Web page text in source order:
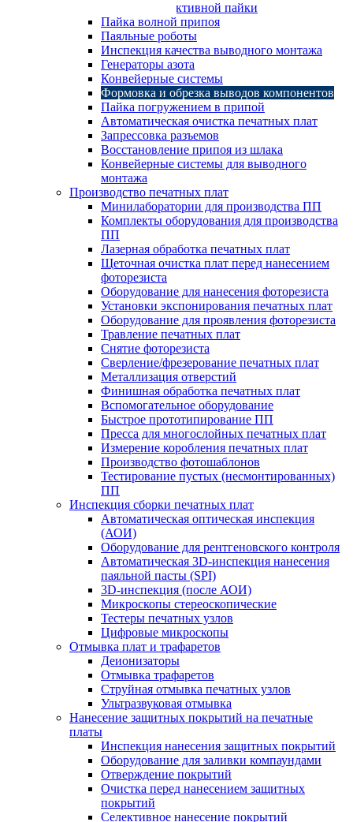
Системы селективной пайки
Пайка волной припоя
Паяльные роботы
Инспекция качества выводного монтажа
Генераторы азота
Конвейерные системы
Формовка и обрезка выводов компонентов
Пайка погружением в припой
Автоматическая очистка печатных плат
Запрессовка разъемов
Восстановление припоя из шлака
Конвейерные системы для выводного
монтажа
Производство печатных плат
Минилаборатории для производства ПП
Комплекты оборудования для производства
ПП
Лазерная обработка печатных плат
Щеточная очистка плат перед нанесением
фоторезиста
Оборудование для нанесения фоторезиста
Установки экспонирования печатных плат
Оборудование для проявления фоторезиста
Травление печатных плат
Снятие фоторезиста
Сверление/фрезерование печатных плат
Металлизация отверстий
Финишная обработка печатных плат
Вспомогательное оборудование
Быстрое прототипирование ПП
Пресса для многослойных печатных плат
Измерение коробления печатных плат
Производство фотошаблонов
Тестирование пустых (несмонтированных)
ПП
Инспекция сборки печатных плат
Автоматическая оптическая инспекция
(АОИ)
Оборудование для рентгеновского контроля
Автоматическая 3D-инспекция нанесения
паяльной пасты (SPI)
3D-инспекция (после АОИ)
Микроскопы стереоскопические
Тестеры печатных узлов
Цифровые микроскопы
Отмывка плат и трафаретов
Деионизаторы
Отмывка трафаретов
Струйная отмывка печатных узлов
Ультразвуковая отмывка
Нанесение защитных покрытий на печатные
платы
Инспекция нанесения защитных покрытий
Оборудование для заливки компаундами
Отверждение покрытий
Очистка перед нанесением защитных
покрытий
Селективное нанесение покрытий